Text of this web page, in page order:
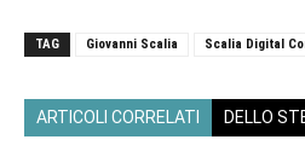
TAG Giovanni Scalia Scalia Digital
ARTICOLI CORRELATI DELLO